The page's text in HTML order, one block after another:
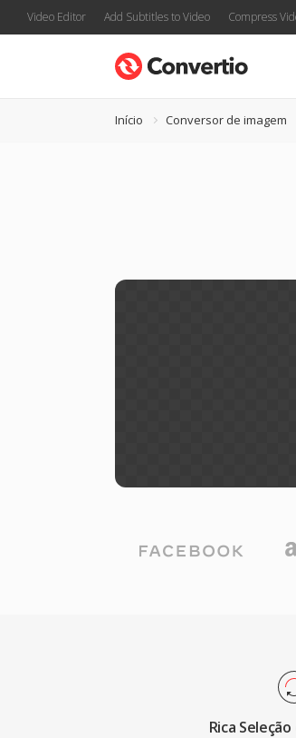
Video Editor Add Subtitles to Video Compress
Início Conversor de imagem
Rica